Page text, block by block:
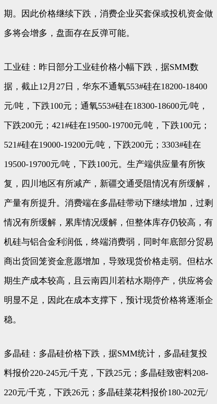
期。因此价格继续下跌，消费企业买套保或投机资金做
多将会增多，盘面存在反弹可能。
工业硅：昨日部分工业硅价格小幅下跌，据SMM数
据，截止12月27日，华东不通氧553#硅在18200-18400
元/吨，下跌100元；通氧553#硅在18300-18600元/吨，
下跌200元；421#硅在19500-19700元/吨，下跌100元；
521#硅在19000-19200元/吨，下跌200元；3303#硅在
19500-19700元/吨，下跌100元。生产端供应量有所恢
复，四川地区有所减产，新疆交通受阻情况有所缓解，
产量有所提升。消费端在多晶硅带动下继续增加，过剩
情况有所缓解，累库情况缓解，但整体库存仍较高，有
机硅与铝合金利润低，终端消费弱，同时年底部分贸易
商出货回笼资金意愿增加，导致现货价格走弱。但枯水
期生产成本较高，且云南四川若枯水期停产，供应将会
明显不足，因此在成本支撑下，预计现货价格将逐渐企
稳。
多晶硅：多晶硅价格下跌，据SMM统计，多晶硅复投
料报价220-245元/千克，下跌25元；多晶硅致密料208-
220元/千克，下跌26元；多晶硅菜花料报价180-202元/